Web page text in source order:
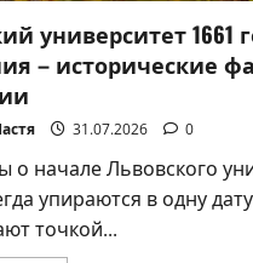
университет 1661
– исторические
31.07.2026 0
о начале Львовского
упираются в одну
точкой...